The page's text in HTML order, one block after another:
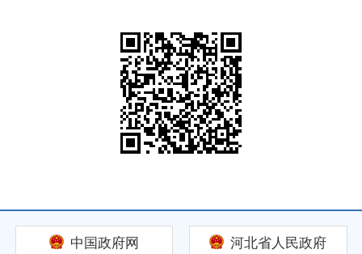
中国政府网 河北省人民政府